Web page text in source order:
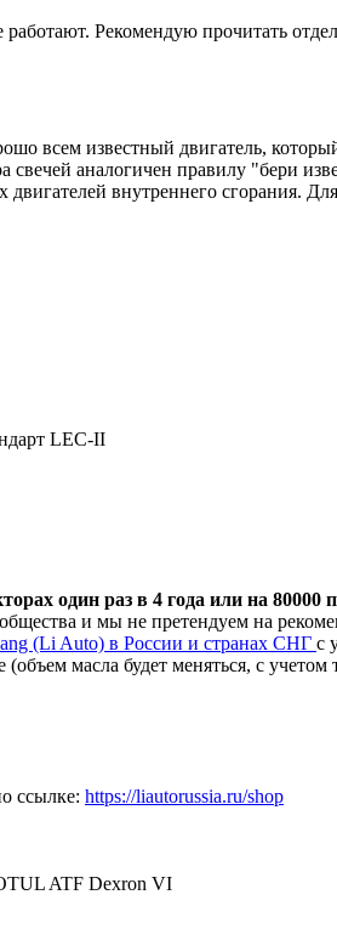
Рекомендую прочитать
всем известный двигатель,
аналогичен правилу "бери
внутреннего сгорания.
LEC-II
один раз в 4 года или на 80000
и мы не претендуем на
(Li Auto) в России и странах СНГ с
масла будет меняться, с учетом
ссылке: https://liautorussia.ru/shop
ATF Dexron VI